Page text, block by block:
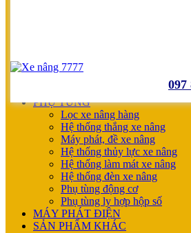
XE NÂNG TAY
PHỤ TÙNG
Lọc xe nâng hàng
Hệ thống thắng xe nâng
Máy phát, đề xe nâng
Hệ thống thủy lực xe nâng
Hệ thống làm mát xe nâng
Hệ thống đèn xe nâng
Phụ tùng động cơ
Phụ tùng ly hợp hộp số
MÁY PHÁT ĐIỆN
SẢN PHẨM KHÁC
097